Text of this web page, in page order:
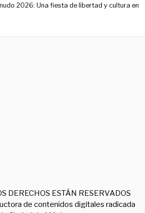
2026: Una fiesta de libertad y cultura en
DERECHOS ESTÁN RESERVADOS
de contenidos digitales radicada